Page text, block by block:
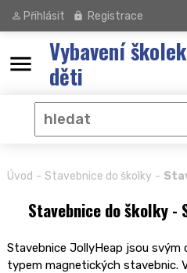
Přihlásit Registrace
menu
Vybavení
děti
Úvod - Stavebnice do školky -
Stavebnice do školky -
Stavebnice JollyHeap jsou svým
typem magnetických stavebnic.